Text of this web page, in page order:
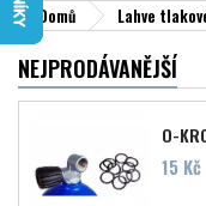
Domů Lahve
NEJPRODÁVANĚJŠÍ
O-
Cena
15 Kč